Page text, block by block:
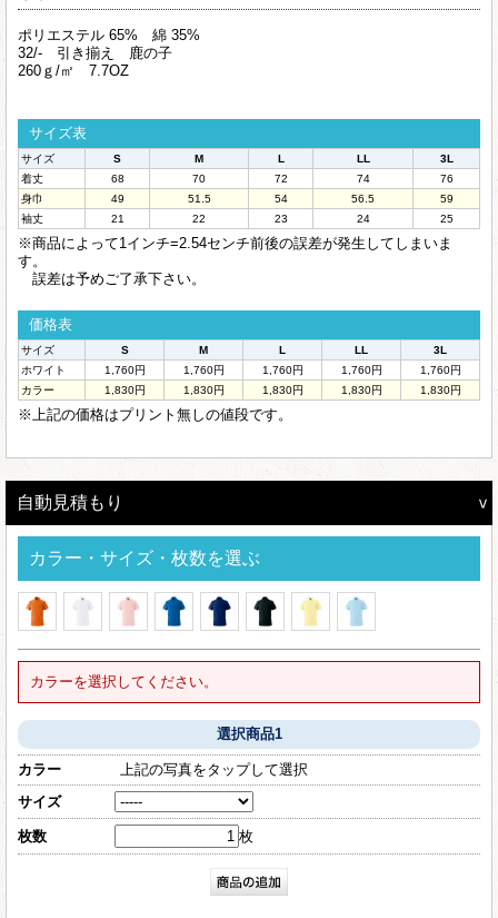
ポリエステル 65% 綿 35%
32/- 引き揃え 鹿の子
260ｇ/㎡ 7.7OZ
サイズ表
サイズ S M L LL
3L
着丈
68 70 72 74
76
身巾
49 51.5 54 56.5
59
袖丈
21 22 23 24 25
※商品によって1インチ=2.54センチ前後の誤差が発生してしまいま
す。
誤差は予めご了承下さい。
価格表
サイズ S M L LL
3L
ホワイト
1,760円 1,760円 1,760円 1,760円
1,760円
カラー
1,830円 1,830円 1,830円 1,830円 1,830円
※上記の価格はプリント無しの値段です。
自動見積もり
カラー・サイズ・枚数を選ぶ
カラーを選択してください。
選択商品1
カラー
上記の写真をタップして選択
サイズ
枚数 枚